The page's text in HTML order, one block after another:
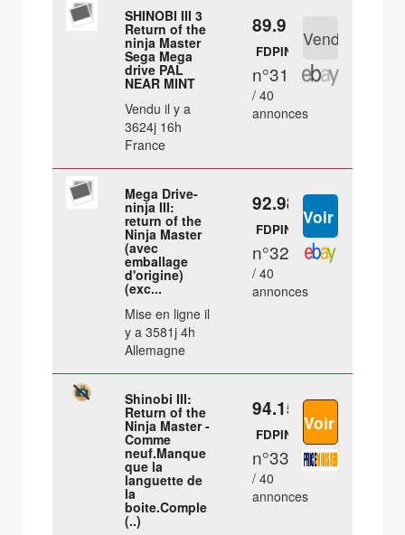
SHINOBI III 3
Return of the
ninja Master
Sega Mega
drive PAL
NEAR MINT
Vendu il y a
3624j 16h
France
89.9 €
FDPIN
n°31
/ 40
annonces
Mega Drive-
ninja III:
return of the
Ninja Master
(avec
emballage
d'origine)
(exc...
Mise en ligne il
y a 3581j 4h
Allemagne
92.98 €
FDPIN
n°32
/ 40
annonces
Shinobi III:
Return of the
Ninja Master -
Comme
neuf.Manque
que la
languette de
la
boite.Comple
(..)
94.15 €
FDPIN
n°33
/ 40
annonces